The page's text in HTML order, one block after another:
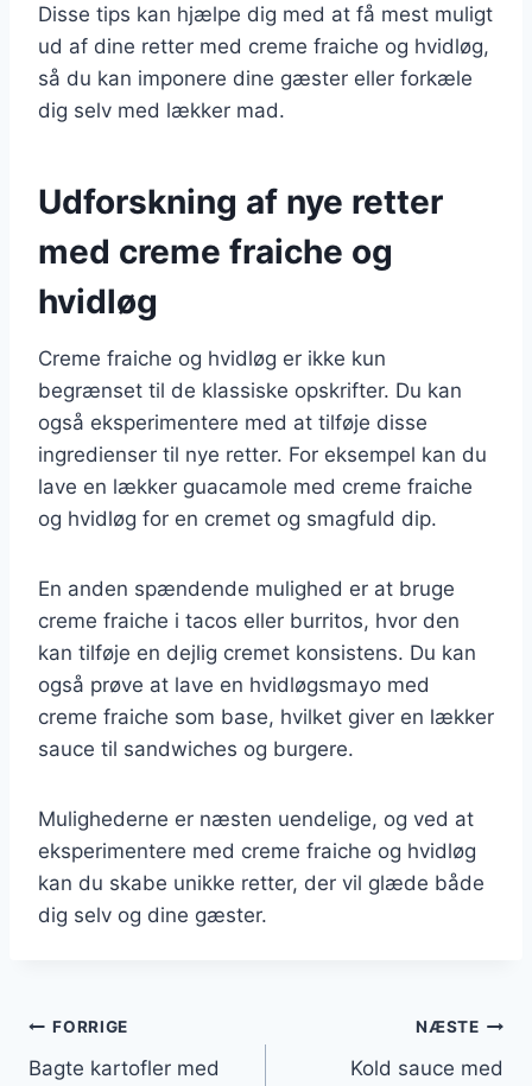
Disse tips kan hjælpe dig med at få mest muligt
ud af dine retter med creme fraiche og hvidløg,
så du kan imponere dine gæster eller forkæle
dig selv med lækker mad.
Udforskning af nye retter
med creme fraiche og
hvidløg
Creme fraiche og hvidløg er ikke kun
begrænset til de klassiske opskrifter. Du kan
også eksperimentere med at tilføje disse
ingredienser til nye retter. For eksempel kan du
lave en lækker guacamole med creme fraiche
og hvidløg for en cremet og smagfuld dip.
En anden spændende mulighed er at bruge
creme fraiche i tacos eller burritos, hvor den
kan tilføje en dejlig cremet konsistens. Du kan
også prøve at lave en hvidløgsmayo med
creme fraiche som base, hvilket giver en lækker
sauce til sandwiches og burgere.
Mulighederne er næsten uendelige, og ved at
eksperimentere med creme fraiche og hvidløg
kan du skabe unikke retter, der vil glæde både
dig selv og dine gæster.
Indlægsnavigation
FORRIGE
Bagte kartofler med
NÆSTE
Kold sauce med